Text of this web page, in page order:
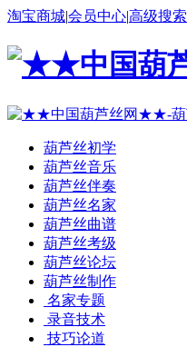
淘宝商城|会员中心|高级搜索
葫芦丝初学
葫芦丝音乐
葫芦丝伴奏
葫芦丝名家
葫芦丝曲谱
葫芦丝考级
葫芦丝论坛
葫芦丝制作
名家专题
录音技术
技巧论道